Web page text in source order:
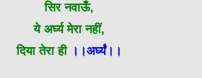
सिर नवाऊँ,
ये अर्घ्य मेरा नहीं,
दिया तेरा ही।।अर्घ्यं।।